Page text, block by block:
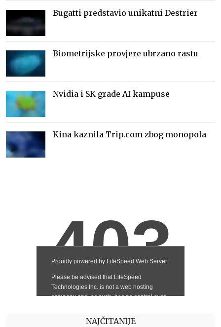
Bugatti predstavio unikatni Destrier
Biometrijske provjere ubrzano rastu
Nvidia i SK grade AI kampuse
Kina kaznila Trip.com zbog monopola
NAJČITANIJE